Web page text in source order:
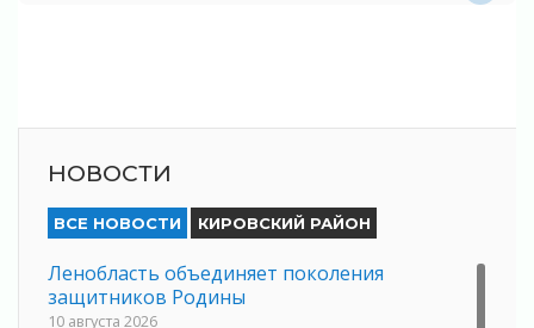
НОВОСТИ
ВСЕ НОВОСТИ КИРОВСКИЙ РАЙОН
Ленобласть объединяет поколения
защитников Родины
10 августа 2026